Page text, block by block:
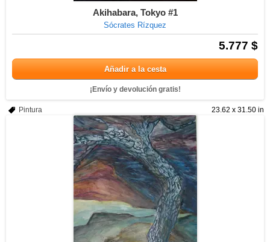
Akihabara, Tokyo #1
Sócrates Rízquez
5.777 $
Añadir a la cesta
¡Envío y devolución gratis!
23.62 x 31.50 in
Pintura